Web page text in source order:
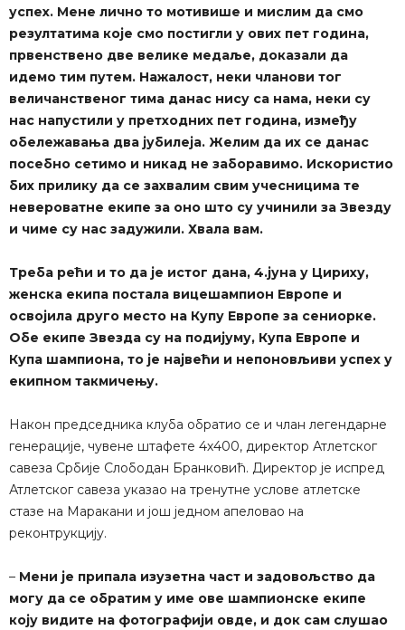
успех. Мене лично то мотивише и мислим да смо
резултатима које смо постигли у ових пет година,
првенствено две велике медаље, доказали да
идемо тим путем. Нажалост, неки чланови тог
величанственог тима данас нису са нама, неки су
нас напустили у претходних пет година, између
обележавања два јубилеја. Желим да их се данас
посебно сетимо и никад не заборавимо. Искористио
бих прилику да се захвалим свим учесницима те
невероватне екипе за оно што су учинили за Звезду
и чиме су нас задужили. Хвала вам.
Треба рећи и то да је истог дана, 4.јуна у Цириху,
женска екипа постала вицешампион Европе и
освојила друго место на Купу Европе за сениорке.
Обе екипе Звезда су на подијуму, Купа Европе и
Купа шампиона, то је највећи и непоновљиви успех у
екипном такмичењу.
Након председника клуба обратио се и члан легендарне
генерације, чувене штафете 4х400, директор Атлетског
савеза Србије Слободан Бранковић. Директор је испред
Атлетског савеза указао на тренутне услове атлетске
стазе на Маракани и још једном апеловао на
реконтрукцију.
– Мени је припала изузетна част и задовољство да
могу да се обратим у име ове шампионске екипе
коју видите на фотографији овде, и док сам слушао